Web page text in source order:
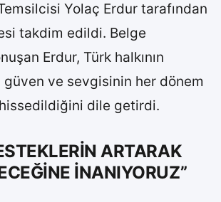
Yolaç Erdur tarafından
takdim edildi. Belge
Erdur, Türk halkının
güven ve sevgisinin her dönem
dile getirdi.
ARTARAK
İNANIYORUZ”